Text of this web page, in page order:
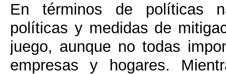
En términos de políticas
políticas y medidas de
juego, aunque no todas
empresas y hogares.